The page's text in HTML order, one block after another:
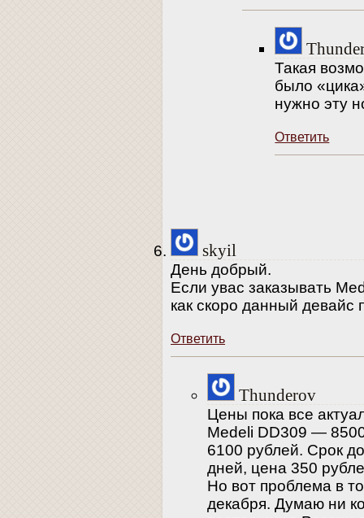
Такая
было
нужно эту
Ответить
skyil
День добрый.
Если увас заказывать
как скоро данный девайс
Ответить
Thunderov
Цены пока все
Medeli DD309 —
6100 рублей. Срок
дней, цена 350
Но вот проблема в
декабря. Думаю ни